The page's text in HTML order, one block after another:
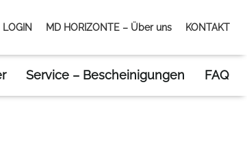
LOGIN MD HORIZONTE – Über uns KONTAKT
Service – Bescheinigungen FAQ